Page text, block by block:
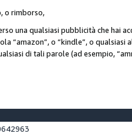
o rimborso,
una qualsiasi pubblicità che hai
o “kindle”, o qualsiasi
di tali parole (ad esempio,